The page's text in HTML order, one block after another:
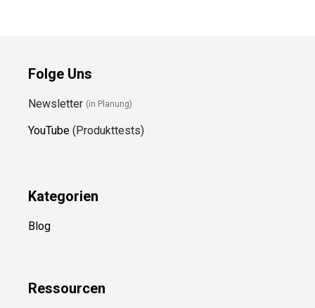
Folge Uns
Newsletter (in Planung)
YouTube (Produkttests)
Kategorien
Blog
Ressourcen